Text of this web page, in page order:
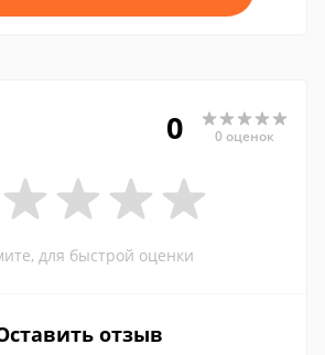
0 0 оценок
для быстрой оценки
отзыв